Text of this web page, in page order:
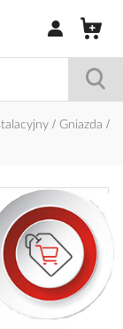
Zaloguj się /
Gniazda